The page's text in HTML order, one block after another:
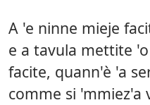
A 'e ninne mieje
e a tavula mettite
facite, quann'è 'a
comme si 'mmiez'a